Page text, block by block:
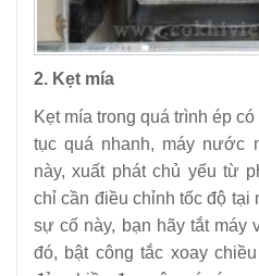
2. Kẹt mía
Kẹt mía trong quá trình ép
tục quá nhanh, máy nước
này, xuất phát chủ yếu từ
chỉ cần điều chỉnh tốc độ tại
sự cố này, bạn hãy tắt máy
đó, bật công tắc xoay